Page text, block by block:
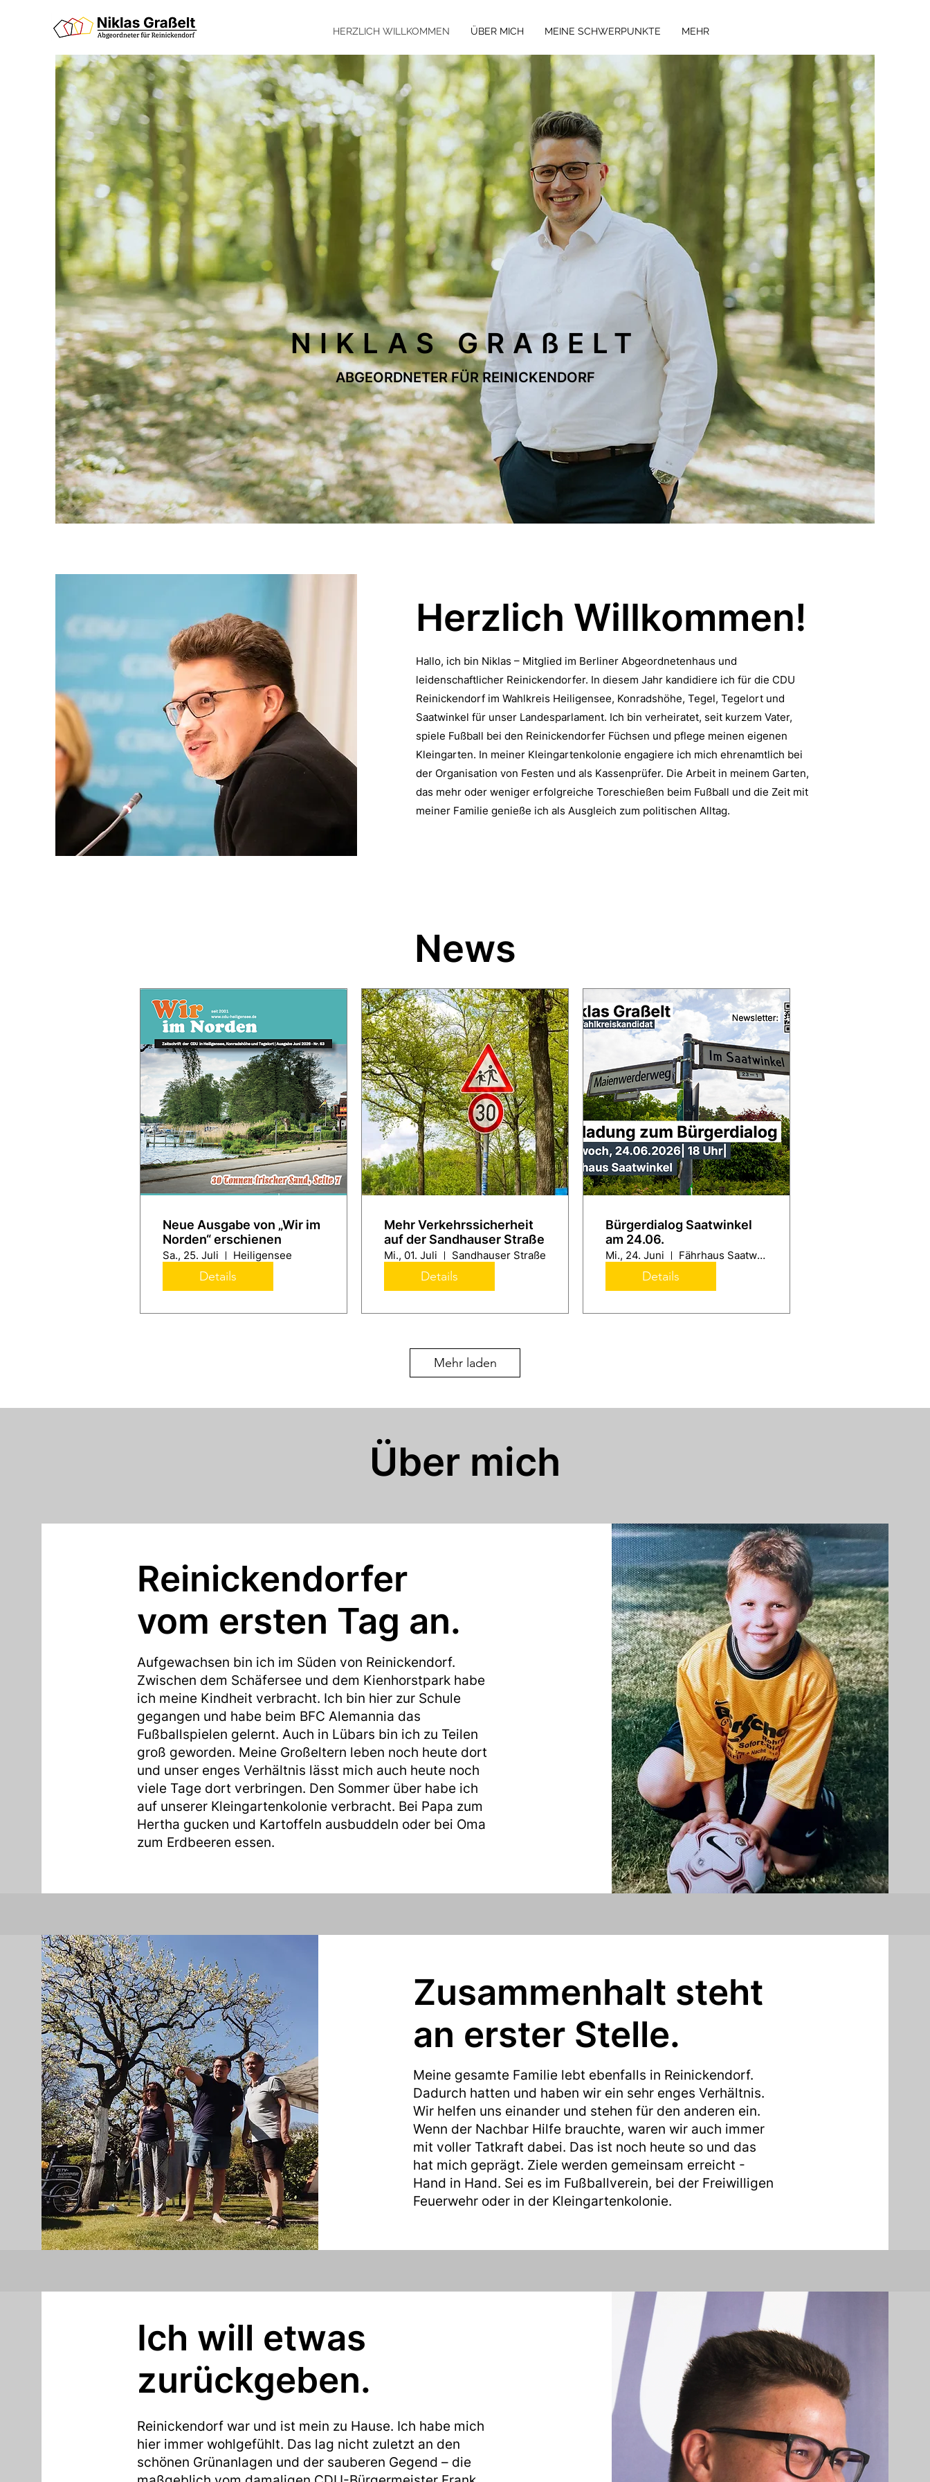
HERZLICH WILLKOMMEN ÜBER MICH MEINE SCHWERPUNKTE MEHR
NIKLAS GRAßELT
ABGEORDNETER FÜR REINICKENDORF
Herzlich Willkommen!
Hallo, ich bin Niklas – Mitglied im Berliner Abgeordnetenhaus und
leidenschaftlicher Reinickendorfer. In diesem Jahr kandidiere ich für die CDU
Reinickendorf im Wahlkreis Heiligensee, Konradshöhe, Tegel, Tegelort und
Saatwinkel für unser Landesparlament. Ich bin verheiratet, seit kurzem Vater,
spiele Fußball bei den Reinickendorfer Füchsen und pflege meinen eigenen
Kleingarten. In meiner Kleingartenkolonie engagiere ich mich ehrenamtlich bei
der Organisation von Festen und als Kassenprüfer. Die Arbeit in meinem Garten,
das mehr oder weniger erfolgreiche Toreschießen beim Fußball und die Zeit mit
meiner Familie genieße ich als Ausgleich zum politischen Alltag.
News
Neue Ausgabe von „Wir im
Norden“ erschienen
Sa., 25. Juli Heiligensee
Details
Mehr Verkehrssicherheit
auf der Sandhauser Straße
Mi., 01. Juli Sandhauser Straße
Details
Bürgerdialog Saatwinkel
am 24.06.
Mi., 24. Juni Fährhaus Saatwinkel
Details
Mehr laden
Über mich
Reinickendorfer
vom ersten Tag an.
Aufgewachsen bin ich im Süden von Reinickendorf.
Zwischen dem Schäfersee und dem Kienhorstpark habe
ich meine Kindheit verbracht. Ich bin hier zur Schule
gegangen und habe beim BFC Alemannia das
Fußballspielen gelernt. Auch in Lübars bin ich zu Teilen
groß geworden. Meine Großeltern leben noch heute dort
und unser enges Verhältnis lässt mich auch heute noch
viele Tage dort verbringen. Den Sommer über habe ich
auf unserer Kleingartenkolonie verbracht. Bei Papa zum
Hertha gucken und Kartoffeln ausbuddeln oder bei Oma
zum Erdbeeren essen.
Zusammenhalt steht
an erster Stelle.
Meine gesamte Familie lebt ebenfalls in Reinickendorf.
Dadurch hatten und haben wir ein sehr enges Verhältnis.
Wir helfen uns einander und stehen für den anderen ein.
Wenn der Nachbar Hilfe brauchte, waren wir auch immer
mit voller Tatkraft dabei. Das ist noch heute so und das
hat mich geprägt. Ziele werden gemeinsam erreicht -
Hand in Hand. Sei es im Fußballverein, bei der Freiwilligen
Feuerwehr oder in der Kleingartenkolonie.
Ich will etwas
zurückgeben.
Reinickendorf war und ist mein zu Hause. Ich habe mich
hier immer wohlgefühlt. Das lag nicht zuletzt an den
schönen Grünanlagen und der sauberen Gegend – die